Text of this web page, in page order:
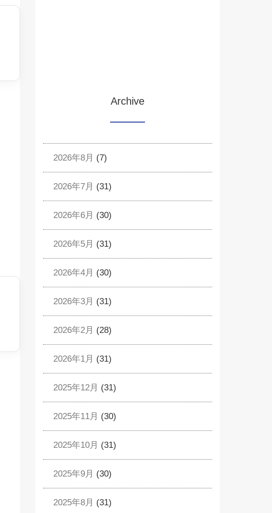
Archive
2026年8月 (7)
2026年7月 (31)
2026年6月 (30)
2026年5月 (31)
2026年4月 (30)
2026年3月 (31)
2026年2月 (28)
2026年1月 (31)
2025年12月 (31)
2025年11月 (30)
2025年10月 (31)
2025年9月 (30)
2025年8月 (31)